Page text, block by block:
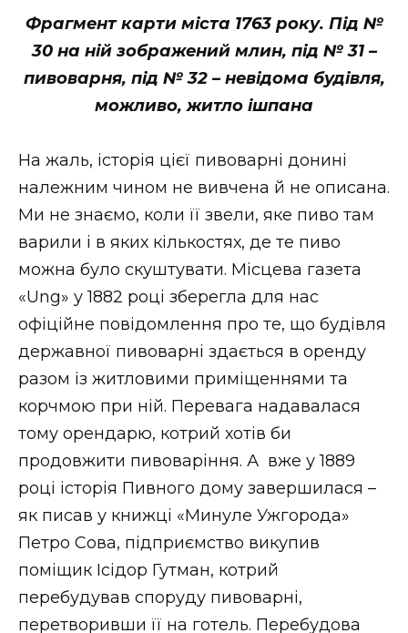
Фрагмент карти міста 1763 року. Під №
30 на ній зображений млин, під № 31 –
пивоварня, під № 32 – невідома будівля,
можливо, житло ішпана
На жаль, історія цієї пивоварні донині
належним чином не вивчена й не описана.
Ми не знаємо, коли її звели, яке пиво там
варили і в яких кількостях, де те пиво
можна було скуштувати. Місцева газета
«Ung» у 1882 році зберегла для нас
офіційне повідомлення про те, що будівля
державної пивоварні здається в оренду
разом із житловими приміщеннями та
корчмою при ній. Перевага надавалася
тому орендарю, котрий хотів би
продовжити пивоваріння. А вже у 1889
році історія Пивного дому завершилася –
як писав у книжці «Минуле Ужгорода»
Петро Сова, підприємство викупив
поміщик Ісідор Гутман, котрий
перебудував споруду пивоварні,
перетворивши її на готель. Перебудова